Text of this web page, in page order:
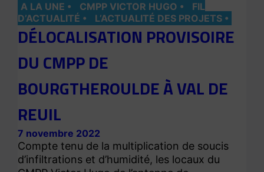
A LA UNE CMPP VICTOR HUGO
FIL
D’ACTUALITÉ
L’ACTUALITÉ DES PROJETS
DÉLOCALISATION PROVISOIRE
DU CMPP DE
BOURGTHEROULDE À VAL DE
REUIL
7 novembre 2022
Compte tenu de la multiplication de soucis
d’infiltrations et d’humidité, les locaux du